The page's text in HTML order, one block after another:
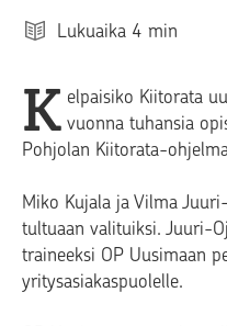
Lukuaika 4 min
K elpaisiko Kiitorata
vuonna tuhansia
Pohjolan Kiitorata-
Miko Kujala ja Vilma
tultuaan valituiksi. Juuri-
traineeksi OP Uusimaan
yritysasiakaspuolelle.